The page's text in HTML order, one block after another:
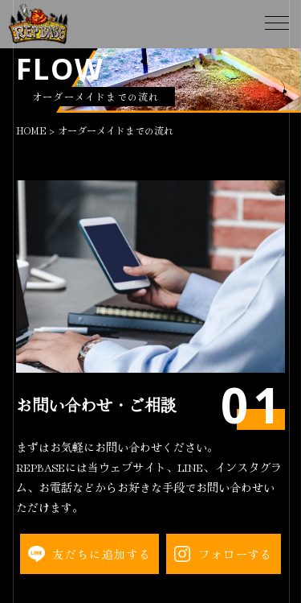
FLOW
オーダーメイドまでの流れ
HOME > オーダーメイドまでの流れ
お問い合わせ・ご相談
まずはお気軽にお問い合わせください。
REPBASEには当ウェブサイト、LINE、インスタグラ
ム、お電話などからお好きな手段でお問い合わせい
ただけます。
友だちに追加する フォローする